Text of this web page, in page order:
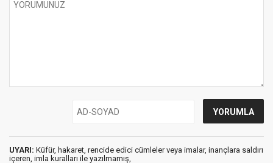
UYARI: Küfür, hakaret, rencide edici cümleler veya imalar, inançlara saldırı
içeren, imla kuralları ile yazılmamış,